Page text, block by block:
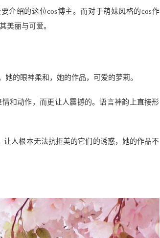
介绍的这位cos博主。而对于萌妹风格的cos作
美丽与可爱。
的眼神柔和，她的作品，可爱的萝莉。
和动作，而更让人震撼的。语言神韵上直接形
人根本无法抗拒美的它们的诱惑，她的作品不